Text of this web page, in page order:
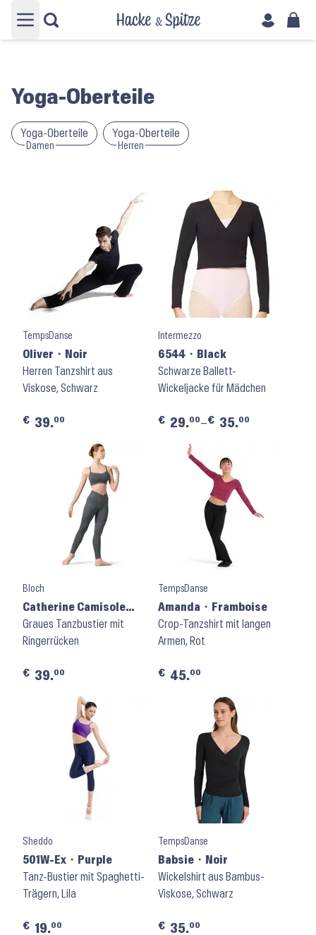
Hauptmenü öffnen
Yoga-Oberteile
Yoga-Oberteile
Damen
Yoga-Oberteile
Herren
TempsDanse
Oliver ⬝ Noir
Herren Tanzshirt aus
Viskose, Schwarz
€ 39.00
Intermezzo
6544 ⬝ Black
Schwarze Ballett-
Wickeljacke für Mädchen
€ 29.00–€ 35.00
Bloch
Catherine Camisole
Crop Top ⬝ Z8457 ⬝
Graphite
Graues Tanzbustier mit
Ringerrücken
€ 39.00
TempsDanse
Amanda ⬝ Framboise
Crop-Tanzshirt mit langen
Armen, Rot
€ 45.00
Sheddo
501W-Ex ⬝ Purple
Tanz-Bustier mit Spaghetti-
Trägern, Lila
€ 19.00
TempsDanse
Babsie ⬝ Noir
Wickelshirt aus Bambus-
Viskose, Schwarz
€ 35.00